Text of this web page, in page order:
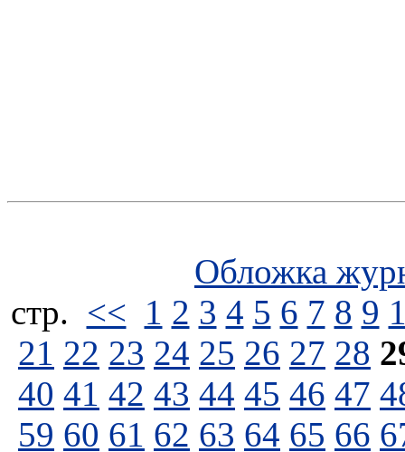
Обложка
стp. << 1 2 3 4 5 6 7 8 9
21 22 23 24 25 26 27 28
40 41 42 43 44 45 46 47
59 60 61 62 63 64 65 66